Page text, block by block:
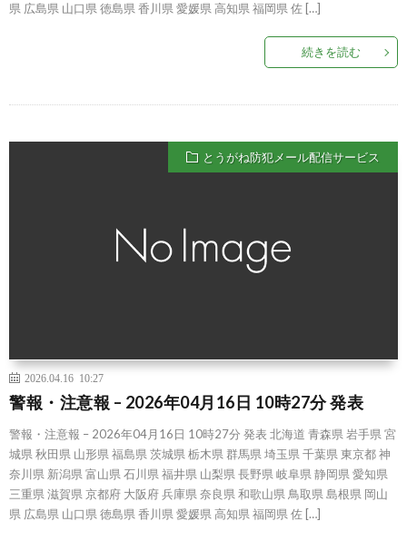
県 広島県 山口県 徳島県 香川県 愛媛県 高知県 福岡県 佐 […]
続きを読む
とうがね防犯メール配信サービス
2026.04.16 10:27
警報・注意報 – 2026年04月16日 10時27分 発表
警報・注意報 – 2026年04月16日 10時27分 発表 北海道 青森県 岩手県 宮
城県 秋田県 山形県 福島県 茨城県 栃木県 群馬県 埼玉県 千葉県 東京都 神
奈川県 新潟県 富山県 石川県 福井県 山梨県 長野県 岐阜県 静岡県 愛知県
三重県 滋賀県 京都府 大阪府 兵庫県 奈良県 和歌山県 鳥取県 島根県 岡山
県 広島県 山口県 徳島県 香川県 愛媛県 高知県 福岡県 佐 […]